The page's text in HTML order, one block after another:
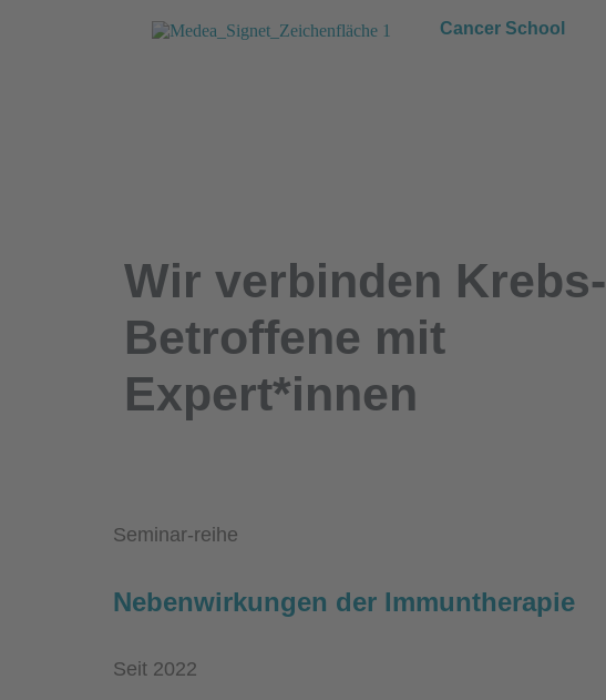
Cancer School
Wir verbinden Krebs-
Betroffene mit
Expert*innen
Seminar-reihe
Nebenwirkungen der Immuntherapie
Seit 2022